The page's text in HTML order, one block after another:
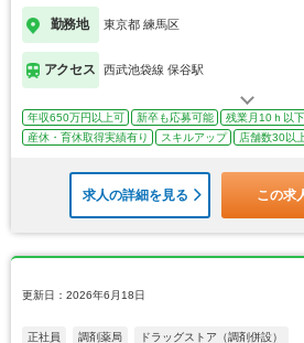
勤務地 東京都 練馬区
アクセス 西武池袋線 保谷駅
年収650万円以上可 新卒も応募可能 残業月10ｈ以下
産休・育休取得実績有り
スキルアップ 店舗数30以
求人の詳細を見る この求
更新日：2026年6月18日
正社員 調剤薬局 ドラッグストア（調剤併設）